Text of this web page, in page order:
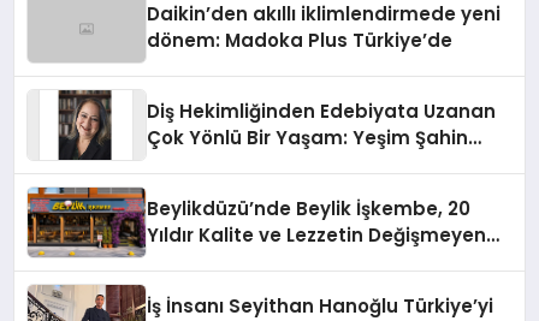
Daikin’den akıllı iklimlendirmede yeni
dönem: Madoka Plus Türkiye’de
Diş Hekimliğinden Edebiyata Uzanan
Çok Yönlü Bir Yaşam: Yeşim Şahin
Beylikdüzü’nde Beylik İşkembe, 20
Yıldır Kalite ve Lezzetin Değişmeyen
İş İnsanı Seyithan Hanoğlu Türkiye’yi